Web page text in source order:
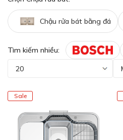
Chậu rửa bát bằng đá
Tìm kiếm nhiều:
Sale